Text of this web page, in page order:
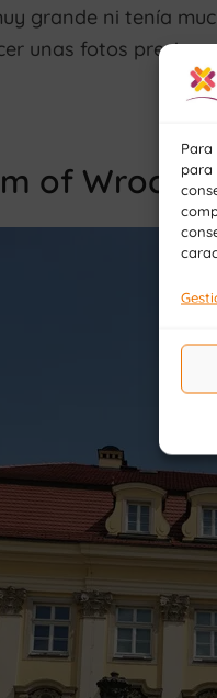
Para
para
grande ni tenía
unas fotos
of